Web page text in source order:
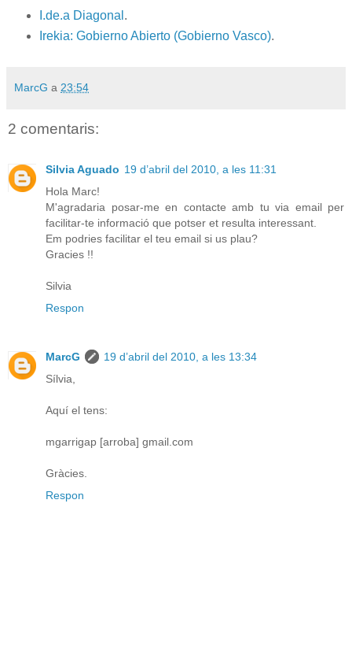
I.de.a Diagonal .
Irekia: Gobierno Abierto (Gobierno Vasco).
MarcG a 23:54
2 comentaris:
Silvia Aguado 19 d’abril del 2010, a les 11:31
Hola Marc!
M'agradaria posar-me en contacte amb tu via email per
facilitar-te informació que potser et resulta interessant.
Em podries facilitar el teu email si us plau?
Gracies !!
Silvia
Respon
MarcG
19 d’abril del 2010, a les 13:34
Sílvia,
Aquí el tens:
mgarrigap [arroba] gmail.com
Gràcies.
Respon